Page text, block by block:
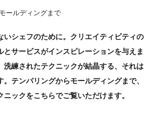
ールディングまで
いシェフのために。クリエイティビティの
とサービスがインスピレーションを与えま
洗練されたテクニックが結晶する、それは
テンパリングからモールディングまで、
ニックをこちらでご覧いただけます。